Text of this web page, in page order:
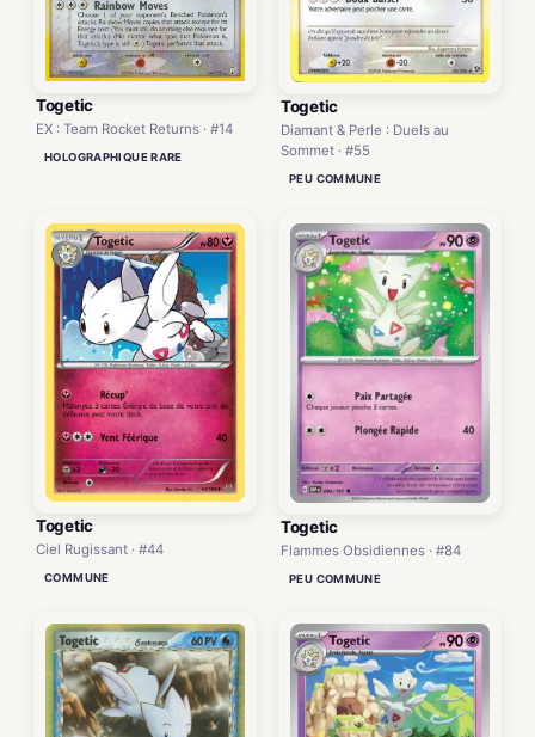
Togetic
EX : Team Rocket Returns · #14
HOLOGRAPHIQUE RARE
Togetic
Diamant & Perle : Duels au
Sommet · #55
PEU COMMUNE
Togetic
Ciel Rugissant · #44
COMMUNE
Togetic
Flammes Obsidiennes · #84
PEU COMMUNE